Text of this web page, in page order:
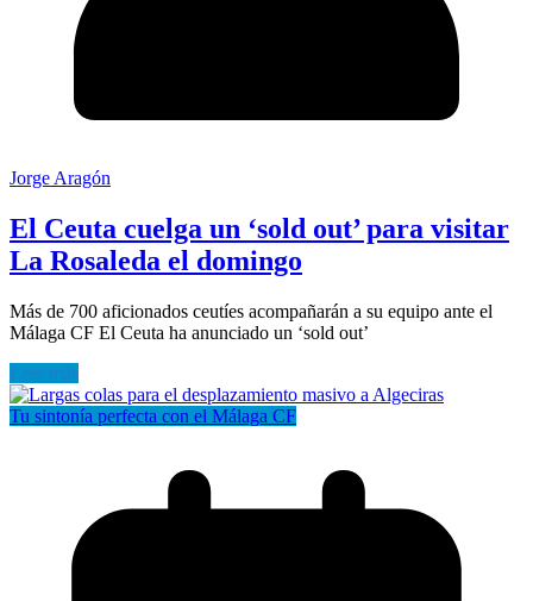
Jorge Aragón
El Ceuta cuelga un ‘sold out’ para visitar
La Rosaleda el domingo
Más de 700 aficionados ceutíes acompañarán a su equipo ante el
Málaga CF El Ceuta ha anunciado un ‘sold out’
Leer más
Tu sintonía perfecta con el Málaga CF